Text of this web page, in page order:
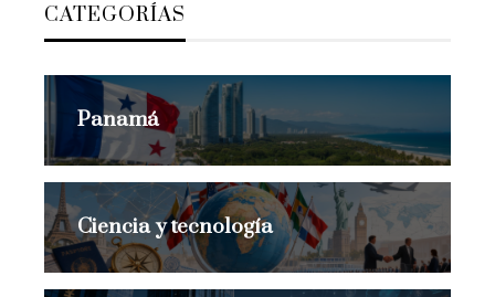
CATEGORÍAS
Panamá
Ciencia y tecnología